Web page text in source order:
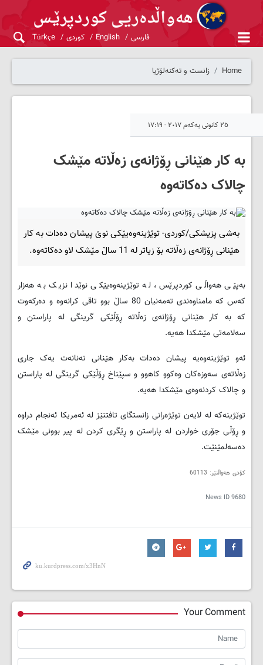
فارسی English کوردی Türkçe
Home زانست و تەکنەلۆژیا
٢٥ کانونی یەکەم ٢٠١٧ - ١٧:١٩
بە کار هێنانی ڕۆژانەی زەڵاتە مێشک
چالاک دەکاتەوە
بەشی پزیشکی/کوردی- توێژینەوەیێکی نوێ پیشان دەدات بە کار
هێنانی ڕۆژانەی زەڵاتە بۆ زیاتر لە 11 ساڵ مێشک لاو دەکاتەوە.
بەپێی هەواڵی کوردپرێس، لە توێژینەوەیێکی نوێدا نزیک بە هەزار
کەس کە مامناوەندی تەمەنیان 80 ساڵ بوو تاقی کرانەوە و دەرکەوت
کە بە کار هێنانی ڕۆژانەی زەڵاتە ڕۆڵێکی گرینگی لە پاراستن و
سەلامەتی مێشکدا هەیە.
ئەو توێژینەوەیە پیشان دەدات بەکار هێنانی تەنانەت یەک جاری
زەڵاتەی سەوزەکان وەکوو کاهوو و سپێناخ ڕۆڵێکی گرینگی لە پاراستن
و چالاک کردنەوەی مێشکدا هەیە.
توێژینەکە لە لایەن توێژەرانی زانستگای تافتنێز لە ئەمریکا ئەنجام دراوە
و ڕۆڵی جۆری خواردن لە پاراستن و ڕێگری کردن لە پیر بوونی مێشک
دەسەلمێنێت.
کۆدی هه‌واڵنێر: 60113
News ID9680
Your Comment